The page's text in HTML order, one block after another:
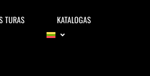
TURAS
KATALOGAS